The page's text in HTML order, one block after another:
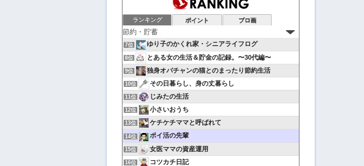
ランキング ポイント ブロ画
7位 ゆり子のかくれ家・シニアライフログ
8位 とある女の生活＆貯金の記録。〜30代編〜
9位 独身オバチャンの猫とのまったり節約生活
10位 その日暮らし、身の丈暮らし
11位 じみたの生活
12位 小さいおうち
13位 ケチケチママと呼ばれて
14位 ポイ活の先輩
15位 女医ママの資産運用
16位 コツカチ日記